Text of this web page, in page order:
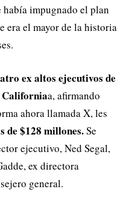
había impugnado el plan
era el mayor de la historia
ex altos ejecutivos de
Californiaa, afirmando
ahora llamada X, les
de $128 millones.Se
ejecutivo, Ned Segal,
ex directora
general.